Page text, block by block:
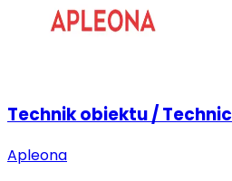
Technik obiektu /
Apleona